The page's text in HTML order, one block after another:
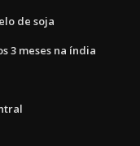
de soja
3 meses na índia